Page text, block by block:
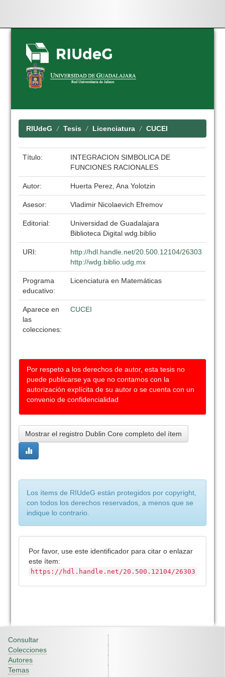
Skip
navigation
RIUdeG Tesis Licenciatura CUCEI
Título:
INTEGRACION SIMBOLICA DE
FUNCIONES RACIONALES
Autor: Huerta Perez, Ana Yolotzin
Asesor: Vladimir Nicolaevich Efremov
Editorial:
Universidad de Guadalajara
Biblioteca Digital wdg.biblio
URI:
http://hdl.handle.net/20.500.12104/26303
http://wdg.biblio.udg.mx
Programa
educativo:
Licenciatura en Matemáticas
Aparece en
las
colecciones:
CUCEI
Por respeto a los derechos de autor, esta tesis no
puede publicarse ya que no contamos con la
autorización explícita de su autor o se cuenta con un
convenio de confidencialidad
Mostrar el registro Dublin Core completo del ítem
Los ítems de RIUdeG están protegidos por copyright,
con todos los derechos reservados, a menos que se
indique lo contrario.
Por favor, use este identificador para citar o enlazar
este ítem:
https://hdl.handle.net/20.500.12104/26303
Consultar
Colecciones
Autores
Temas